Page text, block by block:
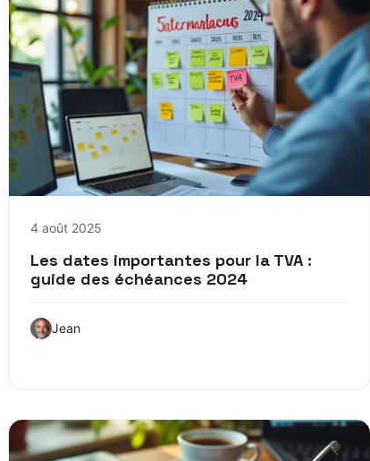
4 août 2025
Les dates importantes pour la TVA :
guide des échéances 2024
Jean